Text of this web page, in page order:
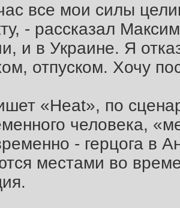
все мои силы
- рассказал
и в Украине. Я
отпуском. Хочу
«Heat», по
человека,
- герцога в
местами во